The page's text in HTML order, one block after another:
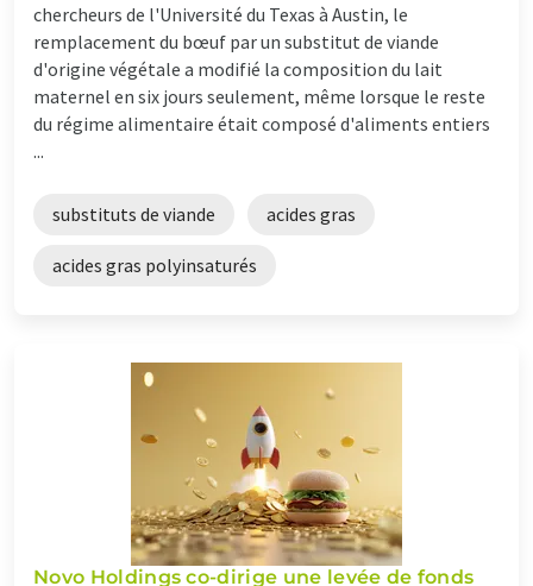
chercheurs de l'Université du Texas à Austin, le
remplacement du bœuf par un substitut de viande
d'origine végétale a modifié la composition du lait
maternel en six jours seulement, même lorsque le reste
du régime alimentaire était composé d'aliments entiers
...
substituts de viande acides gras
acides gras polyinsaturés
Novo Holdings co-dirige une levée de fonds